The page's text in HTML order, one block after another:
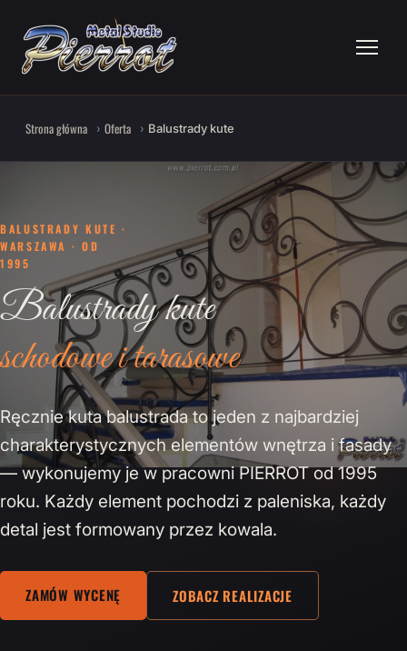
Strona główna Oferta Balustrady kute
BALUSTRADY KUTE ·
WARSZAWA · OD
1995
Balustrady kute
schodowe i tarasowe
Ręcznie kuta balustrada to jeden z najbardziej
charakterystycznych elementów wnętrza i fasady
— wykonujemy je w pracowni PIERROT od 1995
roku. Każdy element pochodzi z paleniska, każdy
detal jest formowany przez kowala.
ZAMÓW WYCENĘ ZOBACZ REALIZACJE